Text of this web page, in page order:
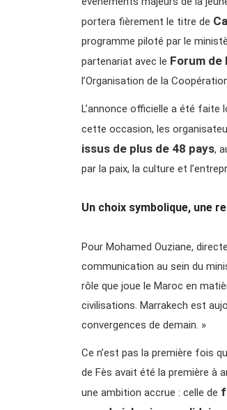
portera fièrement le titre de
programme piloté par le
partenariat avec le Forum de
l’Organisation de la
L’annonce officielle a été faite
cette occasion, les
issus de plus de 48 pays,
par la paix, la culture et
Un choix symbolique, une
Pour Mohamed Ouziane,
communication au sein du
rôle que joue le Maroc en
civilisations. Marrakech est
convergences de demain. »
Ce n’est pas la première fois
de Fès avait été la première à
une ambition accrue : celle de